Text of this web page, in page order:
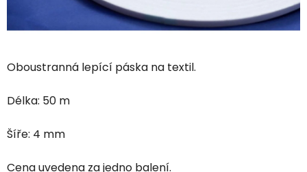
Oboustranná lepící páska na textil.
Délka: 50 m
Šíře: 4 mm
Cena uvedena za jedno balení.